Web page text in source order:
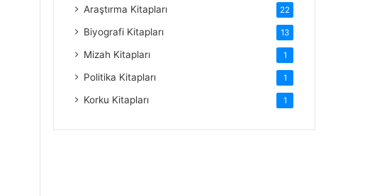
Araştırma Kitapları 22
Biyografi Kitapları 13
Mizah Kitapları 1
Politika Kitapları 1
Korku Kitapları 1